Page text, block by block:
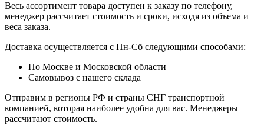
Весь ассортимент товара доступен к заказу по телефону,
менеджер рассчитает стоимость и сроки, исходя из объема и
веса заказа.
Доставка осуществляется с Пн-Сб следующими способами:
По Москве и Московской области
Самовывоз с нашего склада
Отправим в регионы РФ и страны СНГ транспортной
компанией, которая наиболее удобна для вас. Менеджеры
рассчитают стоимость.